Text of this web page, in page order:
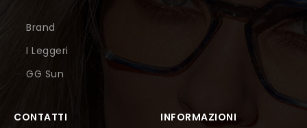
Brand
I Leggeri
GG Sun
CONTATTI INFORMAZIONI